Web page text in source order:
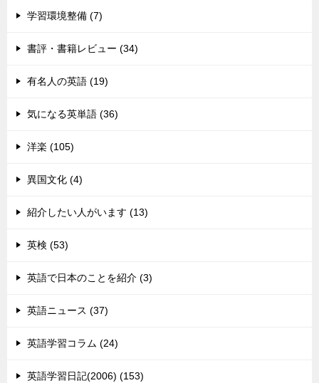
学習環境整備 (7)
書評・書籍レビュー (34)
有名人の英語 (19)
気になる英単語 (36)
洋楽 (105)
異国文化 (4)
紹介したい人がいます (13)
英検 (53)
英語で日本のことを紹介 (3)
英語ニュース (37)
英語学習コラム (24)
英語学習日記(2006) (153)